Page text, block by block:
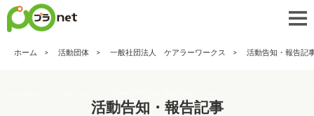
ホーム 活動団体 一般社団法人 ケアラーワークス 活動告知・報告記
活動告知・報告記事